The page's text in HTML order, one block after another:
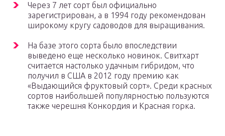
Через 7 лет сорт был официально
зарегистрирован, а в 1994 году рекомендован
широкому кругу садоводов для выращивания.
На базе этого сорта было впоследствии
выведено еще несколько новинок. Свитхарт
считается настолько удачным гибридом, что
получил в США в 2012 году премию как
«Выдающийся фруктовый сорт». Среди красных
сортов наибольшей популярностью пользуются
также черешня Конкордия и Красная горка.